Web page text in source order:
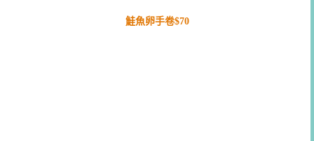
鮭魚卵手卷$70